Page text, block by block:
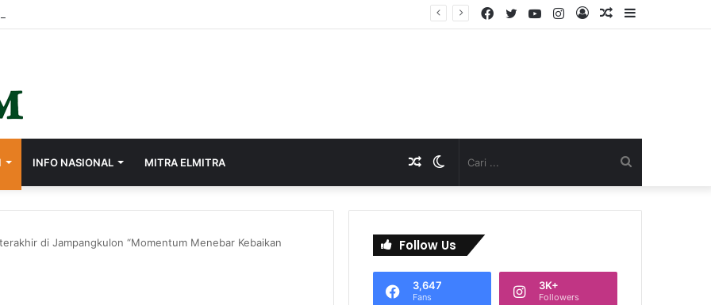
Sidebar
Artikel
Log
Instagram
YouTube
Twitter
Facebook
INFO NASIONAL MITRA ELMITRA
...
Switch
skin
Artikel
Acak
di Jampangkulon “Momentum Menebar Kebaikan Follow Us
3,647
Fans
3K+
Followers